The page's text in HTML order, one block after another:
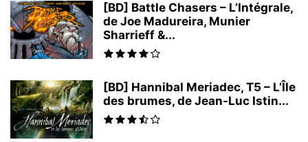
[BD] Battle Chasers – L’Intégrale,
de Joe Madureira, Munier
Sharrieff &...
[BD] Hannibal Meriadec, T5 – L’Île
des brumes, de Jean-Luc Istin...